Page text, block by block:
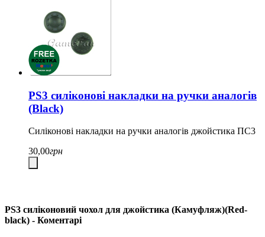
PS3 силіконові накладки на ручки аналогів
(Black)
Силіконові накладки на ручки аналогів джойстика ПС3
30,00грн
PS3 силіконовий чохол для джойстика (Камуфляж)(Red-
black) - Коментарі